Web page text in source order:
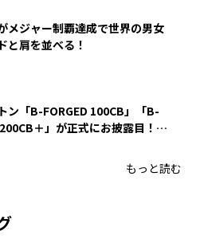
メジャー制覇達成で世界の男女
と肩を並べる！
ン「B-FORGED 100CB」「B-
200CB＋」が正式にお披露目！
もっと読む